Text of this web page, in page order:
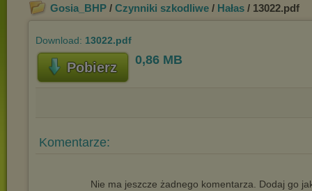
Gosia_BHP / Czynniki szkodliwe / Hałas / 13022.pdf
Download: 13022.pdf
Pobierz 0,86 MB
Komentarze:
Nie ma jeszcze żadnego komentarza. Dodaj go